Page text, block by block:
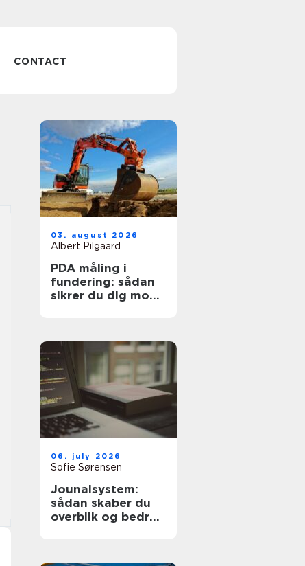
CONTACT
03. august 2026
Albert Pilgaard
PDA måling i
fundering: sådan
sikrer du dig mod
06. july 2026
Sofie Sørensen
Jounalsystem:
sådan skaber du
overblik og bedre